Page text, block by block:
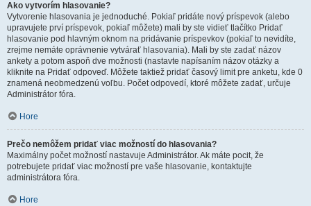
Ako vytvorím hlasovanie?
Vytvorenie hlasovania je jednoduché. Pokiaľ pridáte nový príspevok (alebo
upravujete prví príspevok, pokiaľ môžete) mali by ste vidieť tlačítko Pridať
hlasovanie pod hlavným oknom na pridávanie príspevkov (pokiaľ to nevidíte,
zrejme nemáte oprávnenie vytvárať hlasovania). Mali by ste zadať názov
ankety a potom aspoň dve možnosti (nastavte napísaním názov otázky a
kliknite na Pridať odpoveď. Môžete taktiež pridať časový limit pre anketu, kde 0
znamená neobmedzenú voľbu. Počet odpovedí, ktoré môžete zadať, určuje
Administrátor fóra.
Hore
Prečo nemôžem pridať viac možností do hlasovania?
Maximálny počet možností nastavuje Administrátor. Ak máte pocit, že
potrebujete pridať viac možností pre vaše hlasovanie, kontaktujte
administrátora fóra.
Hore